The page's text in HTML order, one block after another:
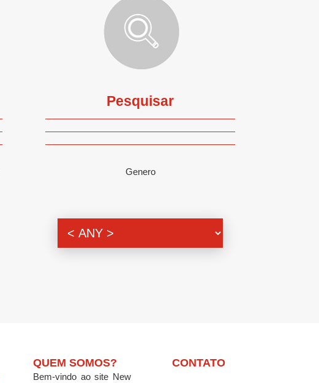
Pesquisar
Genero
QUEM SOMOS?
Bem-vindo ao site New
CONTATO